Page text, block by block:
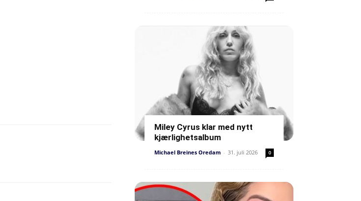
Miley Cyrus klar med nytt
kjærlighetsalbum
Michael Breines Oredam - 31. juli 2026 0